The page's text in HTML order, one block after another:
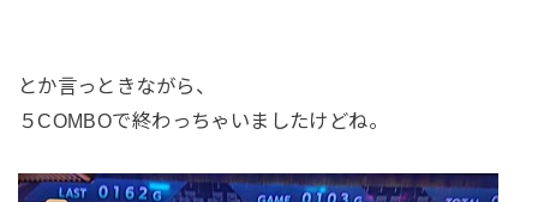
とか言っときながら、
５COMBOで終わっちゃいましたけどね。